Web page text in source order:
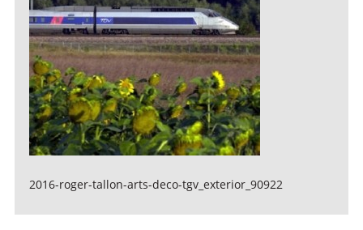
2016-roger-tallon-arts-deco-tgv_exterior_90922